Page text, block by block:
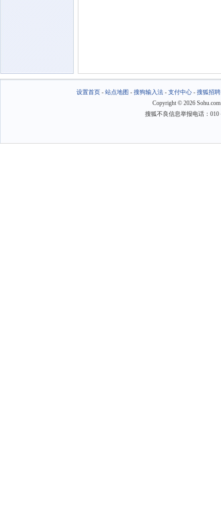
设置首页- 站点地图 - 搜狗输入法- 支付中心- 搜狐招聘
Copyright © 2026
搜狐不良信息举报电话：010